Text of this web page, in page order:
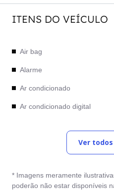
ITENS DO VEÍCULO
Air bag
Alarme
Ar condicionado
Ar condicionado digital
Desembaçador traseiro
Ver
* Imagens meramente
poderão não estar disponíveis